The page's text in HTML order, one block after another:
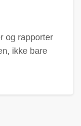
og rapporter
ikke bare